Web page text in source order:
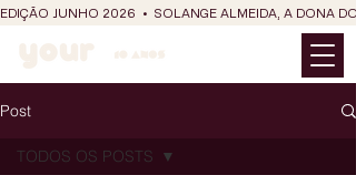
EDIÇÃO JUNHO 2026  •  SOLANGE ALMEIDA, A DONA
Post
TODOS OS POSTS